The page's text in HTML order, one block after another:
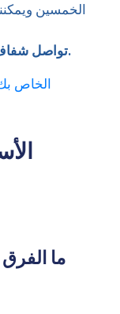
الخمسين
تواصلستتلقى تحديثات حالة طوال العملية.
ما الفرق